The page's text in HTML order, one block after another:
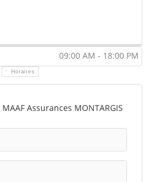
09:00 AM - 18:00 PM
Horaires
Assurances MONTARGIS